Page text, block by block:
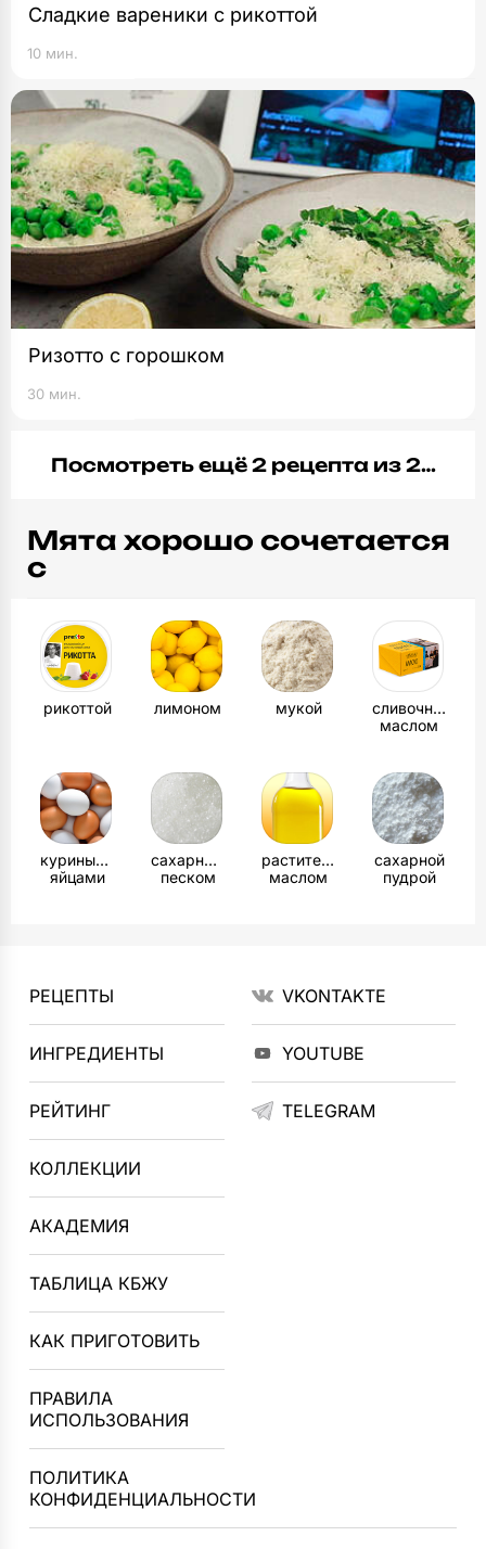
Сладкие вареники с рикоттой
10 мин.
Ризотто с горошком
30 мин.
Посмотреть ещё 2 рецепта из 2…
Мята хорошо сочетается
с
рикоттой лимоном мукой
сливочным
маслом
куриными
яйцами
сахарным
песком
растительным
маслом
сахарной
пудрой
РЕЦЕПТЫ
ИНГРЕДИЕНТЫ
РЕЙТИНГ
КОЛЛЕКЦИИ
АКАДЕМИЯ
ТАБЛИЦА КБЖУ
КАК ПРИГОТОВИТЬ
ПРАВИЛА
ИСПОЛЬЗОВАНИЯ
ПОЛИТИКА
КОНФИДЕНЦИАЛЬНОСТИ
VKONTAKTE
YOUTUBE
TELEGRAM